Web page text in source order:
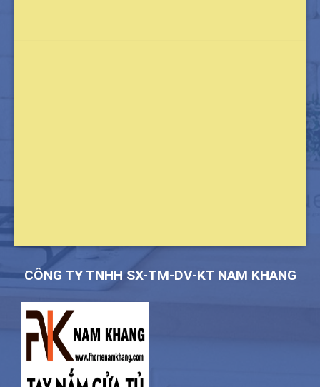
CÔNG TY TNHH SX-TM-DV-KT NAM KHANG